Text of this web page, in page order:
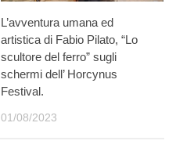
L’avventura umana ed
artistica di Fabio Pilato, “Lo
scultore del ferro” sugli
schermi dell’ Horcynus
Festival.
01/08/2023